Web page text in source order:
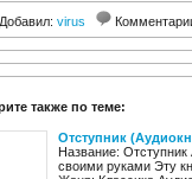
Добавил: virus
также по теме:
Отступник
Название: Отступник
своими руками Эту